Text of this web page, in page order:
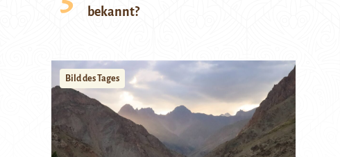
bekannt?
Bild des Tages